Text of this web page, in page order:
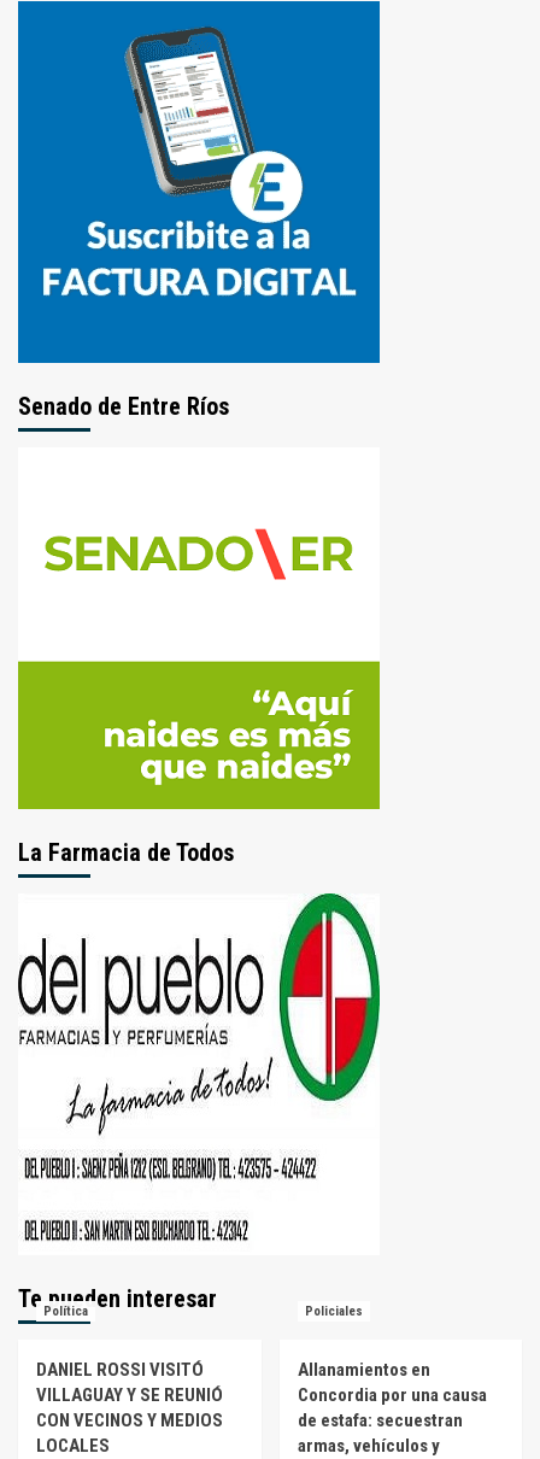
Senado de Entre Ríos
La Farmacia de Todos
Te pueden interesar
Política
DANIEL ROSSI VISITÓ
VILLAGUAY Y SE REUNIÓ
CON VECINOS Y MEDIOS
LOCALES
Policiales
Allanamientos en
Concordia por una causa
de estafa: secuestran
armas, vehículos y